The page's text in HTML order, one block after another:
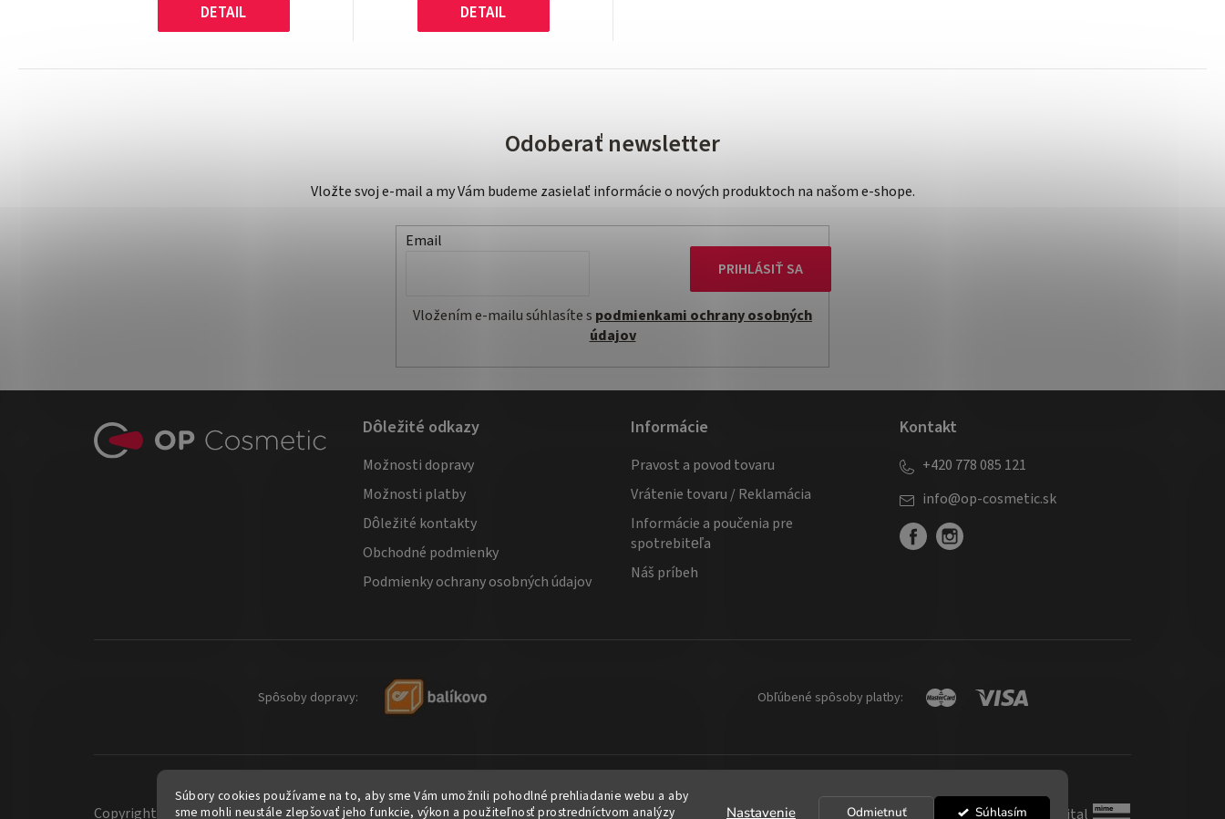
Súbory cookies používame na to, aby sme Vám umožnili pohodlné prehliadanie webu a aby
sme mohli neustále zlepšovať jeho funkcie, výkon a použiteľnosť prostredníctvom analýzy
Súhlasím
Odmietnuť
Nastavenie
DETAIL DETAIL
Odoberať newsletter
Vložte svoj e-mail a my Vám budeme zasielať informácie o nových produktoch na našom e-shope.
Email
Vložením e-mailu súhlasíte s podmienkami ochrany osobných
údajov
PRIHLÁSIŤ SA
Dôležité odkazy
Možnosti dopravy
Možnosti platby
Dôležité kontakty
Obchodné podmienky
Podmienky ochrany osobných údajov
Informácie
Pravost a povod tovaru
Vrátenie tovaru / Reklamácia
Informácie a poučenia pre
spotrebiteľa
Náš príbeh
Kontakt
info@op-cosmetic.sk
+420 778 085 121
Spôsoby dopravy: Obľúbené spôsoby platby:
Shoptet |mime digital
Copyright 2026op-cosmetic.sk. Všetky práva vyhradené. Upraviť nastavenie cookies